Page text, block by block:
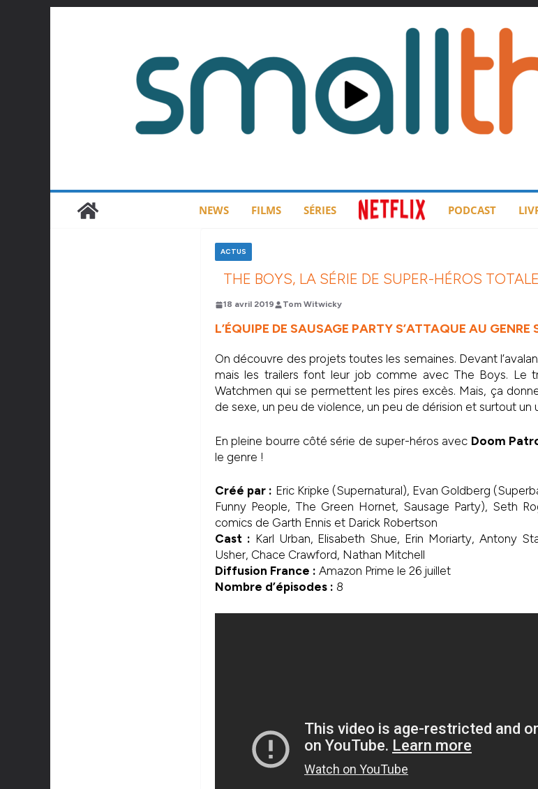
NEWS FILMS SÉRIES PODCAST
ACTUS
THE BOYS, LA SÉRIE DE SUPER-HÉROS
18 avril 2019 Tom Witwicky
L’ÉQUIPE DE SAUSAGE PARTYS’ATTAQUE AU GENRE
On découvre des projets toutes les semaines. Devant
mais les trailers font leur job comme avec The Boys. Le
Watchmen qui se permettent les pires excès. Mais, ça
de sexe, un peu de violence, un peu de dérision et surtout un
En pleine bourre côté série de super-héros avec Doom
le genre !
Créé par : Eric Kripke (Supernatural), Evan Goldberg
Funny People, The Green Hornet, Sausage Party), Seth
comics de Garth Ennis et Darick Robertson
Cast : Karl Urban, Elisabeth Shue, Erin Moriarty, Antony
Usher, Chace Crawford, Nathan Mitchell
Diffusion France : Amazon Prime le 26 juillet
Nombre d’épisodes : 8